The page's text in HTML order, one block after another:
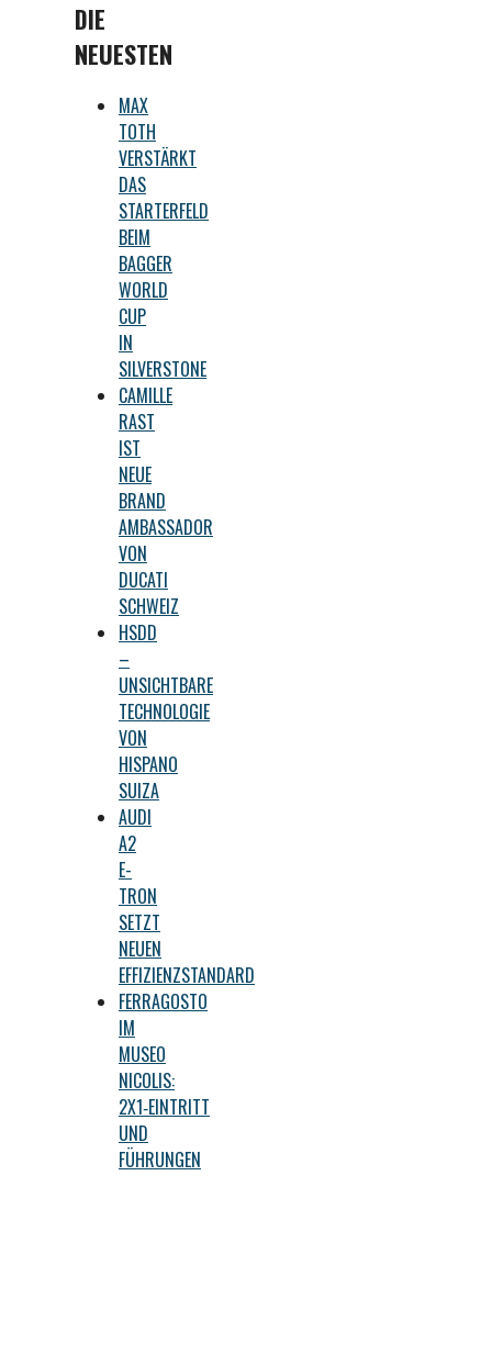
DIE
NEUESTEN
MAX
TOTH
VERSTÄRKT
DAS
STARTERFELD
BEIM
BAGGER
WORLD
CUP
IN
SILVERSTONE
CAMILLE
RAST
IST
NEUE
BRAND
AMBASSADOR
VON
DUCATI
SCHWEIZ
HSDD
–
UNSICHTBARE
TECHNOLOGIE
VON
HISPANO
SUIZA
AUDI
A2
E-
TRON
SETZT
NEUEN
EFFIZIENZSTANDARD
FERRAGOSTO
IM
MUSEO
NICOLIS:
2X1‑EINTRITT
UND
FÜHRUNGEN